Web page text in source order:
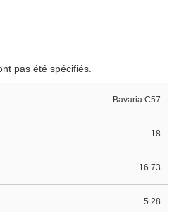
pas été spécifiés.
Bavaria C57
18
16.73
5.28